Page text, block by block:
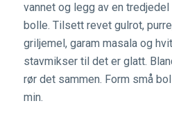
vannet og legg av en
bolle. Tilsett revet gulrot,
griljemel, garam masala og
stavmikser til det er glatt.
rør det sammen. Form små
min.